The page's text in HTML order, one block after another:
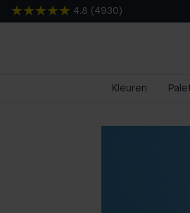
4.8 ( 4930 )
Kleuren